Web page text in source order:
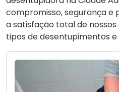
compromisso, segurança e
a satisfação total de
tipos de desentupimentos